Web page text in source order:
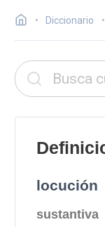
Diccionario
locución
sustantiva